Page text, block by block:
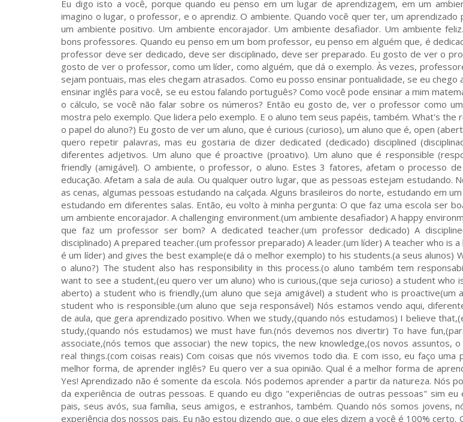
Eu digo isto a você, porque quando eu penso em um lugar de aprendizagem, em um
imagino o lugar, o professor, e o aprendiz. O ambiente. Quando você quer ter, um
um ambiente positivo. Um ambiente encorajador. Um ambiente desafiador. Um ambiente
bons professores. Quando eu penso em um bom professor, eu penso em alguém que, é
professor deve ser dedicado, deve ser disciplinado, deve ser preparado. Eu gosto de ver o
gosto de ver o professor, como um líder, como alguém, que dá o exemplo. Às vezes,
sejam pontuais, mas eles chegam atrasados. Como eu posso ensinar pontualidade, se eu chego
ensinar inglês para você, se eu estou falando português? Como você pode ensinar a mim
o cálculo, se você não falar sobre os números? Então eu gosto de, ver o professor como
mostra pelo exemplo. Que lidera pelo exemplo. E o aluno tem seus papéis, também. What's the
o papel do aluno?) Eu gosto de ver um aluno, que é curious (curioso), um aluno que é, open
quero repetir palavras, mas eu gostaria de dizer dedicated (dedicado) disciplined
diferentes adjetivos. Um aluno que é proactive (proativo). Um aluno que é responsible
friendly (amigável). O ambiente, o professor, o aluno. Estes 3 fatores, afetam o processo
educação. Afetam a sala de aula. Ou qualquer outro lugar, que as pessoas estejam estudando.
as cenas, algumas pessoas estudando na calçada. Alguns brasileiros do norte, estudando em
estudando em diferentes salas. Então, eu volto à minha pergunta: O que faz uma escola ser
um ambiente encorajador. A challenging environment.(um ambiente desafiador) A happy
que faz um professor ser bom? A dedicated teacher.(um professor dedicado) A
disciplinado) A prepared teacher.(um professor preparado) A leader.(um líder) A teacher who is
é um líder) and gives the best example(e dá o melhor exemplo) to his students.(a seus alunos)
o aluno?) The student also has responsibility in this process.(o aluno também tem
want to see a student,(eu quero ver um aluno) who is curious,(que seja curioso) a student who
aberto) a student who is friendly,(um aluno que seja amigável) a student who is proactive(um
student who is responsible.(um aluno que seja responsável) Nós estamos vendo aqui,
de aula, que gera aprendizado positivo. When we study,(quando nós estudamos) I believe
study,(quando nós estudamos) we must have fun.(nós devemos nos divertir) To have
associate,(nós temos que associar) the new topics, the new knowledge,(os novos assuntos,
real things.(com coisas reais) Com coisas que nós vivemos todo dia. E com isso, eu faço uma
melhor forma, de aprender inglês? Eu quero ver a sua opinião. Qual é a melhor forma de
Yes! Aprendizado não é somente da escola. Nós podemos aprender a partir da natureza. Nós
da experiência de outras pessoas. E quando eu digo "experiências de outras pessoas" sim
pais, seus avós, sua família, seus amigos, e estranhos, também. Quando nós somos jovens,
experiência dos nossos pais. Eu não estou dizendo que, o que eles dizem a você é 100% certo.